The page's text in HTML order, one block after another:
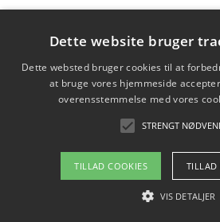
Hvordan gadgets til hjemmet kan
Copyright 2026 -
Om / kontakt
Blog
Dette website bruger
Dette websted bruger cookies til at
at bruge vores hjemmeside
overensstemmelse med vores
STRENGT
TILLAD COOKIES TILLAD
VIS DETALJER